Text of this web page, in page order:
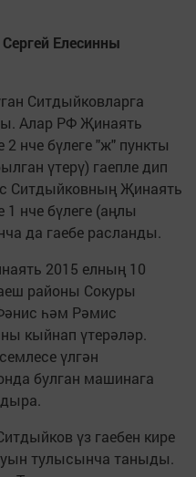
Елесинны
Ситдыйковларга
Алар РФ Җинаять
нче бүлеге "ж" пункты
үтерү) гаепле дип
Ситдыйковның Җинаять
нче бүлеге (аңлы
да гаебе расланды.
2015 елның 10
районы Сокуры
һәм Рәмис
кыйнап үтерәләр.
үлгән
булган машинага
үз гаебен кире
тулысынча таныды.